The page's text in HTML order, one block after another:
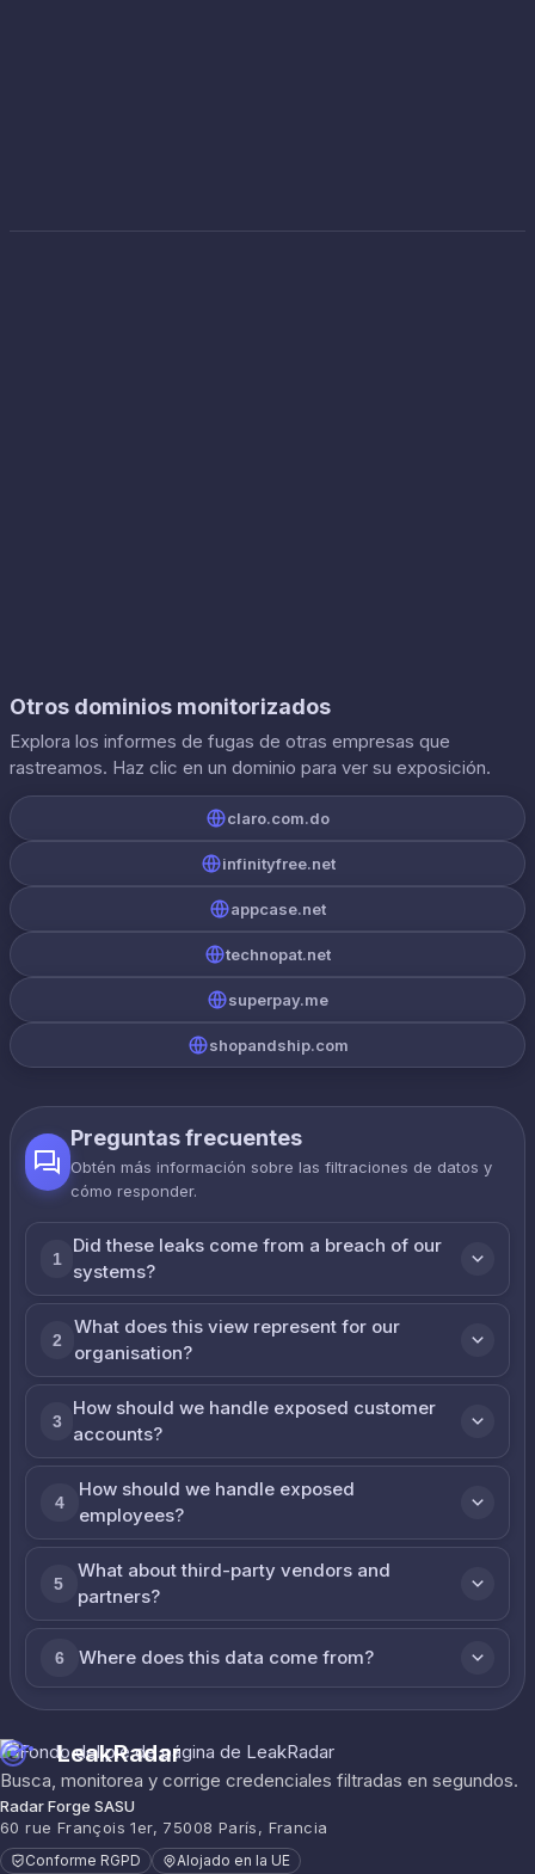
Otros dominios monitorizados
Explora los informes de fugas de otras empresas que
rastreamos. Haz clic en un dominio para ver su exposición.
claro.com.do
infinityfree.net
appcase.net
technopat.net
superpay.me
shopandship.com
Preguntas frecuentes
Obtén más información sobre las filtraciones de datos y
cómo responder.
1
Did these leaks come from a breach of our
systems?
2
What does this view represent for our
organisation?
3
How should we handle exposed customer
accounts?
4
How should we handle exposed
employees?
5
What about third-party vendors and
partners?
6 Where does this data come from?
LeakRadar
Busca, monitorea y corrige credenciales filtradas en segundos.
Radar Forge SASU
60 rue François 1er, 75008 París, Francia
Conforme RGPD Alojado en la UE